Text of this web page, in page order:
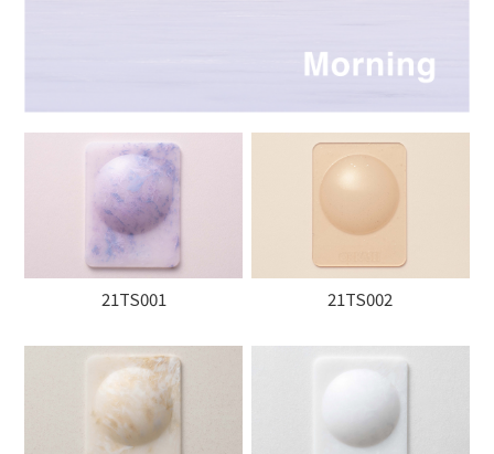
21TS001 21TS002